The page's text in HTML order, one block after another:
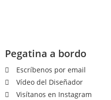
Pegatina a bordo
Escríbenos por email
Vídeo del Diseñador
Visítanos en Instagram